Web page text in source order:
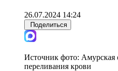
26.07.2024 14:24
Поделиться
Источник фото: Амурская
переливания крови